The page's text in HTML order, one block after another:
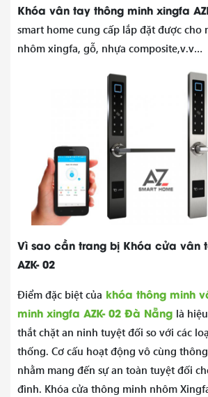
Thời gian mở khóa: Khoảng 1 giây
Nhiệt độ làm việc: 0 ~ 80 ° C
Khóa vân tay thông minh xingfa
smart home cung cấp lắp đặt được cho
nhôm xingfa, gỗ, nhựa composite,v.v…
Vì sao cần trang bị Khóa cửa vân
AZK- 02
Điểm đặc biệt của khóa thông minh
minh xingfa AZK- 02 Đà Nẵng là
thắt chặt an ninh tuyệt đối so với các
thống. Cơ cấu hoạt động vô cùng
nhằm mang đến sự an toàn tuyệt đối
đình. Khóa cửa thông minh nhôm